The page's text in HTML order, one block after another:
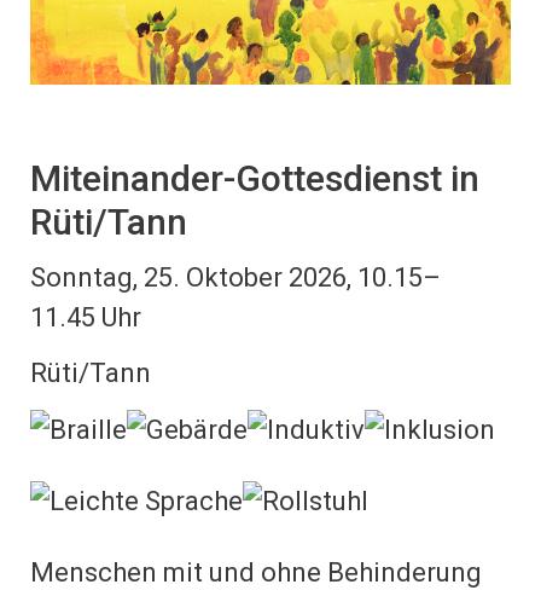
Miteinander-Gottesdienst in
Rüti/Tann
Sonntag, 25. Oktober 2026, 10.15–
11.45 Uhr
Rüti/Tann
Menschen mit und ohne Behinderung